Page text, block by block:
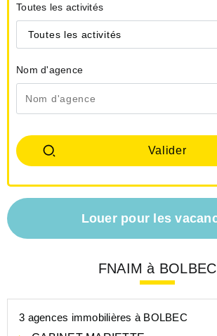
Toutes les activités
Toutes les activités
Nom d'agence
Louer pour les
FNAIM à BOLBEC
3 agences immobilières à BOLBEC